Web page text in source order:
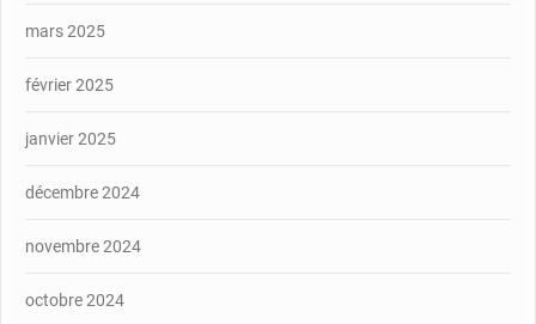
mars 2025
février 2025
janvier 2025
décembre 2024
novembre 2024
octobre 2024